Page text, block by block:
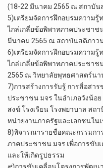
(18-22 มีนาคม 2565 ณ สถาบัน
5)เตรียมจัดการฝึกอบรมความ
ไกล่เกลี่ยข้อพิพาทภาคประชาช
มีนาคม 2565 ณ สถาบันสติภาว
6)เตรียมจัดการฝึกอบรมความ
ไกล่เกลี่ยข้อพิพาทภาคประชาช
2565 ณ วิทยาลัยพุทธศาสตร์นา
7)การสร้างการรับรู้ การสื่อสา
ประชาชน มจร ในอำเภอวังน้อ
สงฆ์ โรงเรียน โรงพยาบาล สถ
หน่วยงานภาครัฐและเอกชนใน
8)พิจารณารายชื่อคณะกรรมก
ภาคประชาชน มจร เพื่อการขับ
และให้เกิดรูปธรรม